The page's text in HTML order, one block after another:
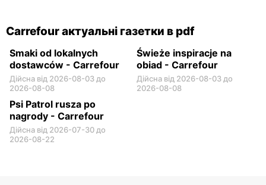
Carrefour актуальні газетки в pdf
Smaki od lokalnych
dostawców - Carrefour
Дійсна від 2026-08-03 до
2026-08-08
Świeże inspiracje na
obiad - Carrefour
Дійсна від 2026-08-03 до
2026-08-08
Psi Patrol rusza po
nagrody - Carrefour
Дійсна від 2026-07-30 до
2026-08-22